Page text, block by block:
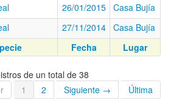
26/01/2015
Casa Bujía
27/11/2014
Casa Bujía
Fecha Lugar
de un total de 38
1 2 Siguiente → Última